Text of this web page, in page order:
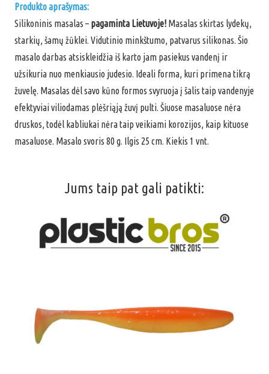
masalas
Osprey
Lures
FLEXI
TAIL
25cm
80g
#RMS02
Produkto aprašymas:
Silikoninis masalas – pagaminta Lietuvoje! Masalas skirtas lydekų,
starkių, šamų žūklei. Vidutinio minkštumo, patvarus silikonas. Šio
masalo darbas atsiskleidžia iš karto jam pasiekus vandenį ir
užsikuria nuo menkiausio judesio. Ideali forma, kuri primena tikrą
žuvelę. Masalas dėl savo kūno formos svyruoja į šalis taip vandenyje
efektyviai viliodamas plėšriąją žuvį pulti. Šiuose masaluose nėra
druskos, todėl kabliukai nėra taip veikiami korozijos, kaip kituose
masaluose. Masalo svoris 80 g. Ilgis 25 cm. Kiekis 1 vnt.
Jums taip pat gali patikti: